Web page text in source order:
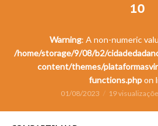
10
Warning: A non-numeric
/home/storage/9/08/b2/
content/themes/
functions.phpon
01/08/2023 19